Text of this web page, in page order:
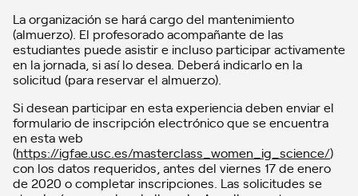
La organización se hará cargo del mantenimiento
(almuerzo). El profesorado acompañante de las
estudiantes puede asistir e incluso participar activamente
en la jornada, si así lo desea. Deberá indicarlo en la
solicitud (para reservar el almuerzo).
Si desean participar en esta experiencia deben enviar el
formulario de inscripción electrónico que se encuentra
en esta web
(https://igfae.usc.es/masterclass_women_ig_science/)
con los datos requeridos, antes del viernes 17 de enero
de 2020 o completar inscripciones. Las solicitudes se